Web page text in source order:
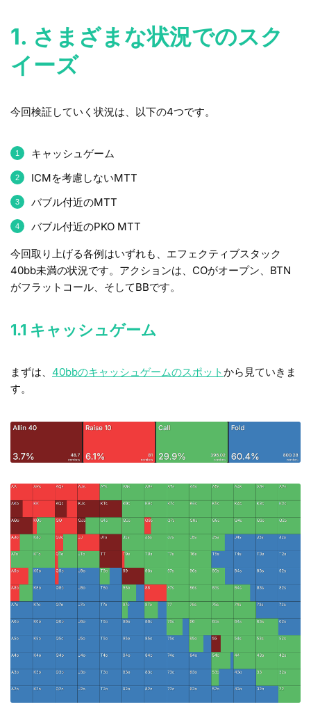
1. さまざまな状況でのスク
イーズ
今回検証していく状況は、以下の4つです。
キャッシュゲーム
ICMを考慮しないMTT
バブル付近のMTT
バブル付近のPKO MTT
今回取り上げる各例はいずれも、エフェクティブスタック
40bb未満の状況です。 アクションは、 COがオープン、BTN
がフラットコール、そしてBBです。
1.1 キャッシュゲーム
まずは、 40bbのキャッシュゲームのスポットから見ていきま
す。